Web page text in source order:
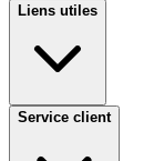
Liens utiles
Service client